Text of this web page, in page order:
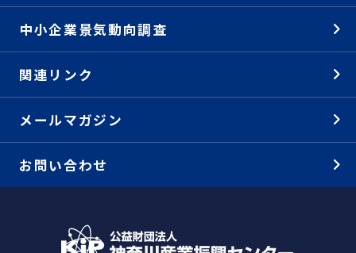
中小企業景気動向調査
関連リンク
メールマガジン
お問い合わせ